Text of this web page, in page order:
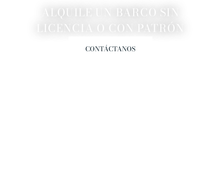
ALQUILE UN BARCO SIN
LICENCIA O CON PATRÓN
CONTÁCTANOS